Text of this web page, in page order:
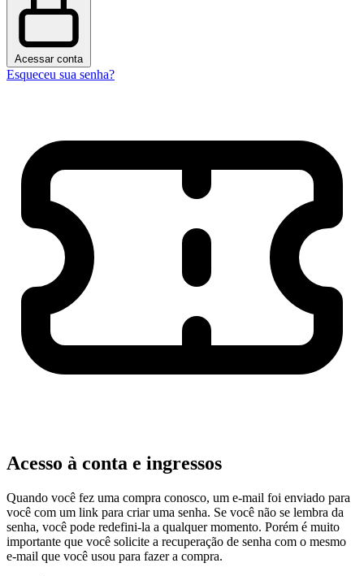
Acessar conta
Esqueceu sua senha?
Acesso à conta e ingressos
Quando você fez uma compra conosco, um e-mail foi enviado para
você com um link para criar uma senha. Se você não se lembra da
senha, você pode redefini-la a qualquer momento. Porém é muito
importante que você solicite a recuperação de senha com o mesmo
e-mail que você usou para fazer a compra.